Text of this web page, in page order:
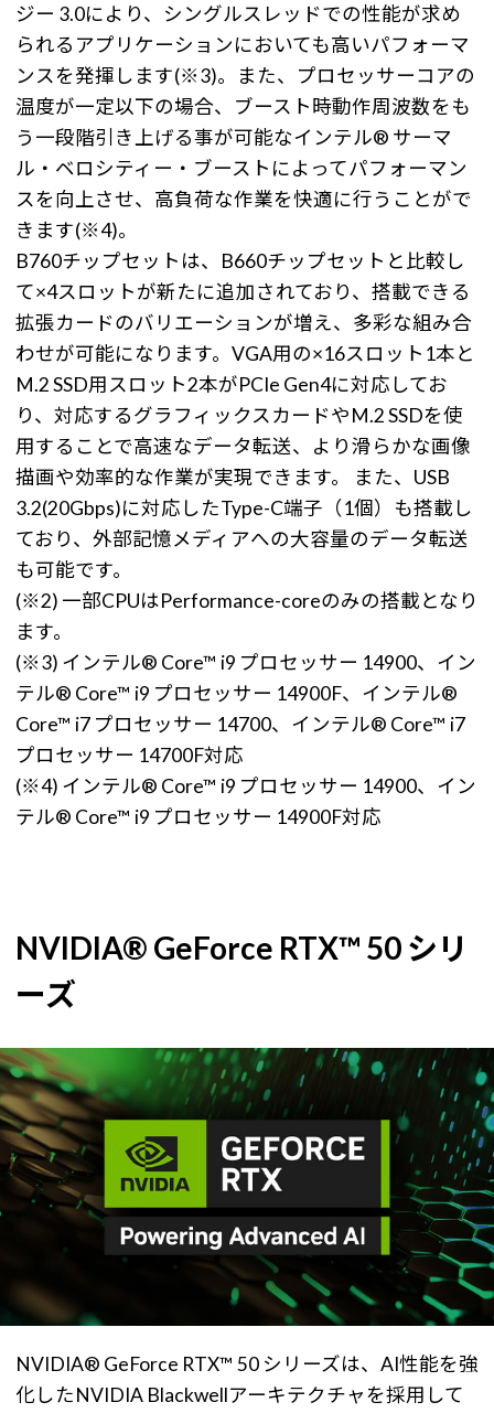
ジー 3.0により、シングルスレッドでの性能が求め
られるアプリケーションにおいても高いパフォーマ
ンスを発揮します(※3)。また、プロセッサーコアの
温度が一定以下の場合、ブースト時動作周波数をも
う一段階引き上げる事が可能なインテル® サーマ
ル・ベロシティー・ブーストによってパフォーマン
スを向上させ、高負荷な作業を快適に行うことがで
きます(※4)。
B760チップセットは、B660チップセットと比較し
て×4スロットが新たに追加されており、搭載できる
拡張カードのバリエーションが増え、多彩な組み合
わせが可能になります。VGA用の×16スロット1本と
M.2 SSD用スロット2本がPCIe Gen4に対応してお
り、対応するグラフィックスカードやM.2 SSDを使
用することで高速なデータ転送、より滑らかな画像
描画や効率的な作業が実現できます。 また、USB
3.2(20Gbps)に対応したType-C端子（1個）も搭載し
ており、外部記憶メディアへの大容量のデータ転送
も可能です。
(※2) 一部CPUはPerformance-coreのみの搭載となり
ます。
(※3) インテル® Core™ i9 プロセッサー 14900、イン
テル® Core™ i9 プロセッサー 14900F、インテル®
Core™ i7 プロセッサー 14700、インテル® Core™ i7
プロセッサー 14700F対応
(※4) インテル® Core™ i9 プロセッサー 14900、イン
テル® Core™ i9 プロセッサー 14900F対応
NVIDIA® GeForce RTX™ 50 シリ
ーズ
NVIDIA® GeForce RTX™ 50 シリーズは、AI性能を強
化したNVIDIA Blackwellアーキテクチャを採用して